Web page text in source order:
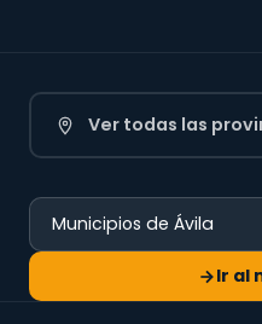
Ver todas las
Ir al